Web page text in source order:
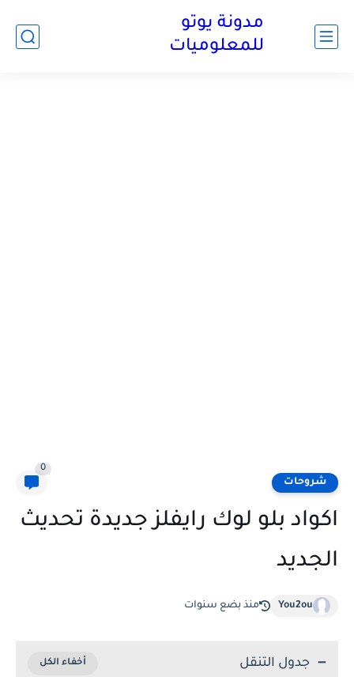
مدونة يوتو
للمعلوميات
شروحات
0
اكواد بلو لوك رايفلز جديدة تحديث
الجديد
You2ou منذ بضع سنوات
جدول التنقل